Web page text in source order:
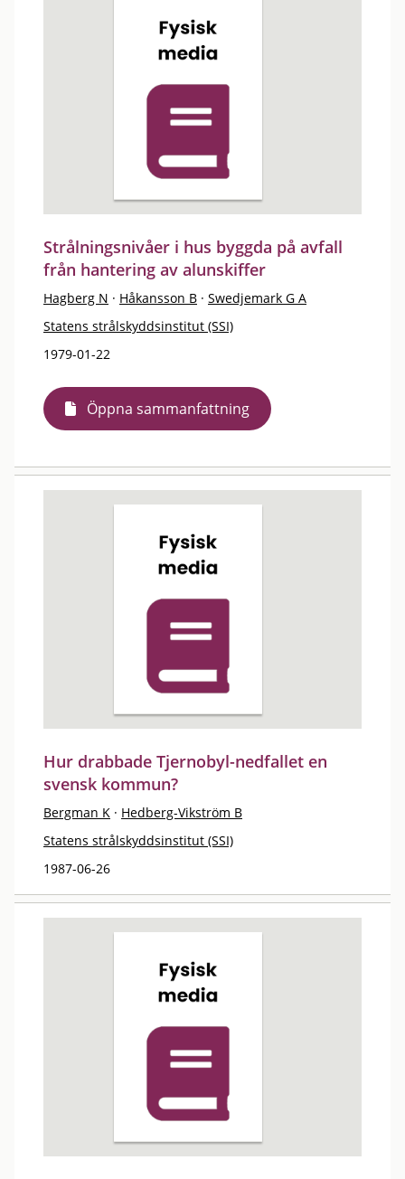
Strålningsnivåer i hus byggda på avfall
från hantering av alunskiffer
Hagberg N · Håkansson B · Swedjemark G A
Statens strålskyddsinstitut (SSI)
1979-01-22
Öppna sammanfattning
Hur drabbade Tjernobyl-nedfallet en
svensk kommun?
Bergman K · Hedberg-Vikström B
Statens strålskyddsinstitut (SSI)
1987-06-26